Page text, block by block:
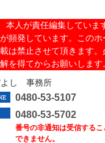
人が責任編集していま
頻発しています。この
は禁止させて頂きます
解を得てからお願いします
よし 事務所
0480-53-5107
0480-53-5702
番号の非通知は受信するこ
できません。